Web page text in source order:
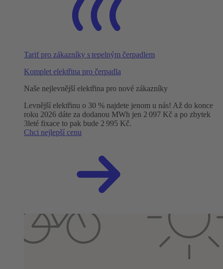
Tarif pro zákazníky s tepelným čerpadlem
Komplet elektřina pro čerpadla
Naše nejlevnější elektřina pro nové zákazníky
Levnější elektřinu o 30 % najdete jenom u nás! Až do konce
roku 2026 dáte za dodanou MWh jen 2 097 Kč a po zbytek
3leté fixace to pak bude 2 995 Kč.
Chci nejlepší cenu